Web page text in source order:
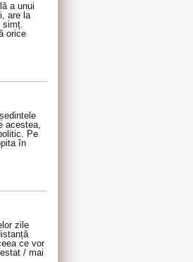
a unui
are la
simț.
orice
acestea,
Pe
în
zile
ce vor
/ mai